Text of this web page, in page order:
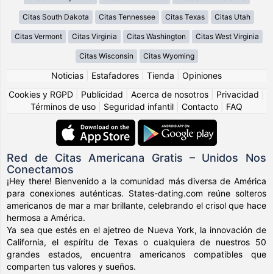
Citas South Dakota Citas Tennessee Citas Texas Citas Utah
Citas Vermont Citas Virginia Citas Washington Citas West Virginia
Citas Wisconsin Citas Wyoming
Noticias Estafadores Tienda
Opiniones
Cookies y RGPD
Publicidad Acerca de nosotros Privacidad
Términos de uso
Seguridad infantil Contacto FAQ
Red de Citas Americana Gratis – Unidos Nos
Conectamos
¡Hey there! Bienvenido a la comunidad más diversa de América
para conexiones auténticas. States-dating.com reúne solteros
americanos de mar a mar brillante, celebrando el crisol que hace
hermosa a América.
Ya sea que estés en el ajetreo de Nueva York, la innovación de
California, el espíritu de Texas o cualquiera de nuestros 50
grandes estados, encuentra americanos compatibles que
comparten tus valores y sueños.